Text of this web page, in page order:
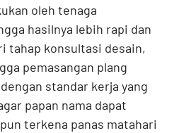
oleh tenaga
hasilnya lebih rapi dan
tahap konsultasi desain,
pemasangan plang
standar kerja yang
papan nama dapat
terkena panas matahari